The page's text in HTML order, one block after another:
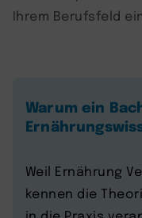
Ihrem Berufsfeld
Warum ein
Weil Ernährung
kennen die